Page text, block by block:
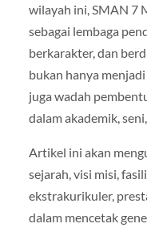
wilayah ini, SMAN 7
sebagai lembaga
berkarakter, dan
bukan hanya
juga wadah
dalam akademik,
Artikel ini akan
sejarah, visi misi,
ekstrakurikuler,
dalam mencetak